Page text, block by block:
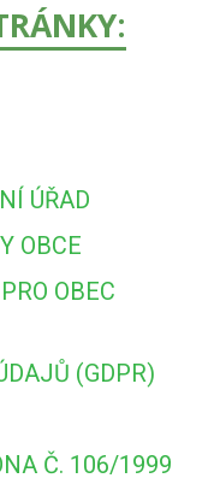
ÚŘAD
OBCE
OBEC
(GDPR)
Č. 106/1999